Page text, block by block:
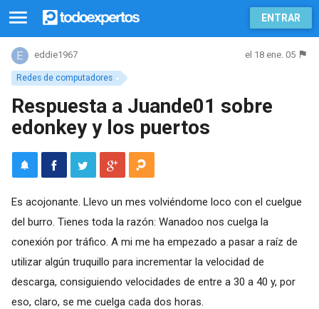
ENTRAR
Redes de computadores
eddie1967 el 18 ene. 05
Respuesta a Juande01 sobre
edonkey y los puertos
Es acojonante. Llevo un mes volviéndome loco con el cuelgue
del burro. Tienes toda la razón: Wanadoo nos cuelga la
conexión por tráfico. A mi me ha empezado a pasar a raíz de
utilizar algún truquillo para incrementar la velocidad de
descarga, consiguiendo velocidades de entre a 30 a 40 y, por
eso, claro, se me cuelga cada dos horas.